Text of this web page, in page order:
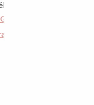
!